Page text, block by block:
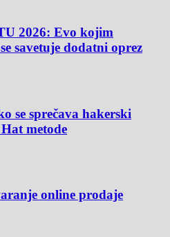
2026: Evo kojim
savetuje dodatni oprez
se sprečava hakerski
metode
online prodaje